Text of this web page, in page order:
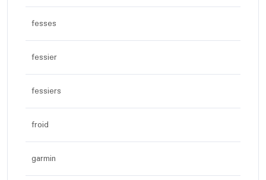
fesses
fessier
fessiers
froid
garmin